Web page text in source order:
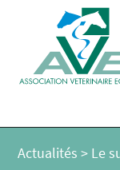
Actualités > Le